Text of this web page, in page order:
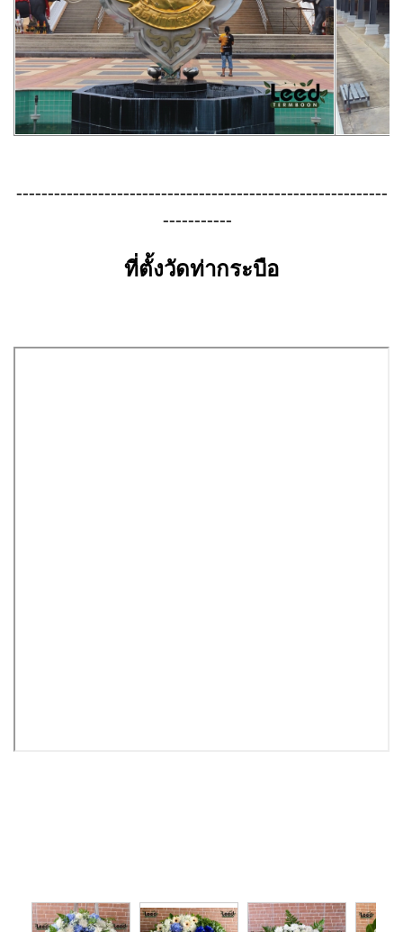
-----------------------------------------------------------
-----------
ที่ตั้งวัดท่ากระบือ